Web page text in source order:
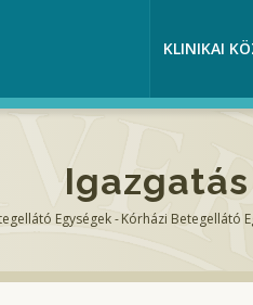
KLINIKAI
Igazgatás
Egységek-Kórházi Betegellátó